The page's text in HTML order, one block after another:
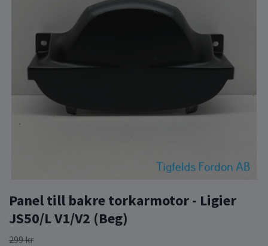
Panel till bakre torkarmotor - Ligier
JS50/L V1/V2 (Beg)
299 kr